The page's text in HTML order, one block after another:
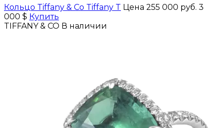
Кольцо Tiffany & Co Tiffany T Цена 255 000 руб. 3
000 $ Купить
TIFFANY & CO В наличии